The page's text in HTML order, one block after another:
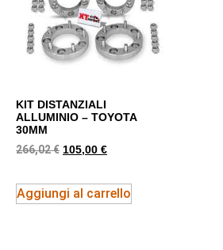
KIT DISTANZIALI
ALLUMINIO – TOYOTA
30MM
266,02€ 105,00 €
Aggiungi al carrello